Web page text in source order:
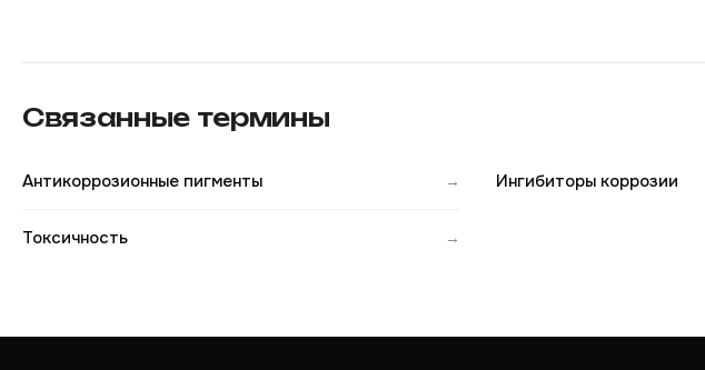
Связанные термины
Антикоррозионные пигменты → Ингибиторы коррозии
Токсичность →